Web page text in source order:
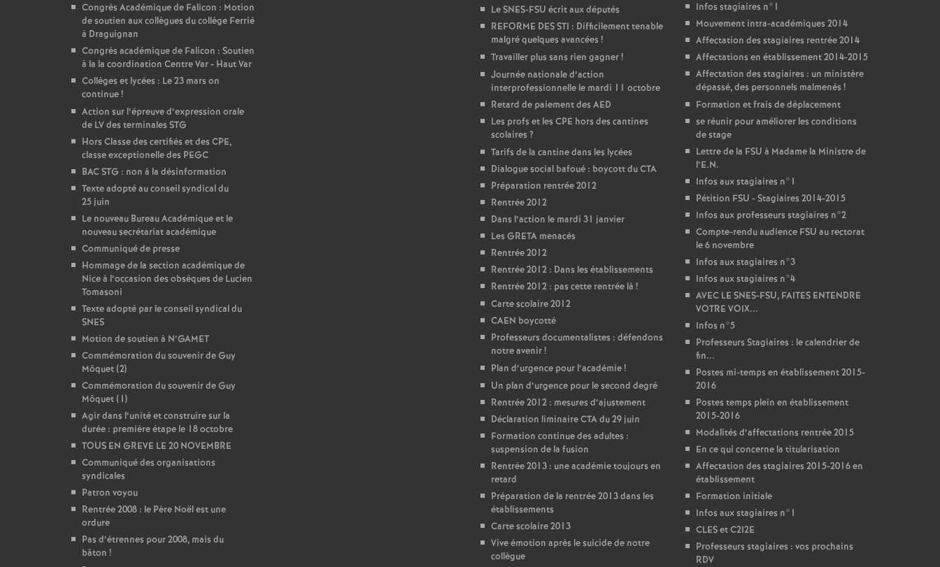
Congrès Académique de Falicon : Motion
de soutien aux collègues du collège Ferrié
à Draguignan
Congrès académique de Falicon : Soutien
à la la coordination Centre Var - Haut Var
Collèges et lycées : Le 23 mars on
continue!
Action sur l’épreuve d’expression orale
de LV des terminales STG
Hors Classe des certifiés et des CPE,
classe exceptionelle des PEGC
BAC STG : non à la désinformation
Texte adopté au conseil syndical du
25 juin
Le nouveau Bureau Académique et le
nouveau secrétariat académique
Communiqué de presse
Hommage de la section académique de
Nice à l’occasion des obsèques de Lucien
Tomasoni
Texte adopté par le conseil syndical du
SNES
Motion de soutien à N’GAMET
Commémoration du souvenir de Guy
Môquet (2)
Commémoration du souvenir de Guy
Môquet (1)
Agir dans l’unité et construire sur la
durée : première étape le 18 octobre
TOUS EN GREVE LE 20 NOVEMBRE
Communiqué des organisations
syndicales
Patron voyou
Rentrée 2008 : le Père Noël est une
ordure
Pas d’étrennes pour 2008, mais du
bâton !
Le SNES-FSU écrit aux députés
REFORME DES STI : Difficilement tenable
malgré quelques avancées !
Travailler plus sans rien gagner!
Journée nationale d’action
interprofessionnelle le mardi 11 octobre
Retard de paiement des AED
Les profs et les CPE hors des cantines
scolaires ?
Tarifs de la cantine dans les lycées
Dialogue social bafoué : boycott du CTA
Préparation rentrée 2012
Rentrée 2012
Dans l’action le mardi 31 janvier
Les GRETA menacés
Rentrée 2012
Rentrée 2012 : Dans les établissements
Rentrée 2012 : pas cette rentrée là !
Carte scolaire 2012
CAEN boycotté
Professeurs documentalistes : défendons
notre avenir!
Plan d’urgence pour l’académie!
Un plan d’urgence pour le second degré
Rentrée 2012 : mesures d’ajustement
Déclaration liminaire CTA du 29 juin
Formation continue des adultes :
suspension de la fusion
Rentrée 2013 : une académie toujours en
retard
Préparation de la rentrée 2013 dans les
établissements
Carte scolaire 2013
Vive émotion après le suicide de notre
collègue
Infos stagiaires n°1
Mouvement intra-académiques 2014
Affectation des stagiaires rentrée 2014
Affectations en établissement 2014-2015
Affectation des stagiaires : un ministère
dépassé, des personnels malmenés !
Formation et frais de déplacement
se réunir pour améliorer les conditions
de stage
Lettre de la FSU à Madame la Ministre de
l’E.N.
Infos aux stagiaires n°1
Pétition FSU - Stagiaires 2014-2015
Infos aux professeurs stagiaires n°2
Compte-rendu audience FSU au rectorat
le 6 novembre
Infos aux stagiaires n°3
Infos aux stagiaires n°4
AVEC LE SNES-FSU, FAITES ENTENDRE
VOTRE VOIX...
Infos n°5
Professeurs Stagiaires : le calendrier de
fin...
Postes mi-temps en établissement 2015-
2016
Postes temps plein en établissement
2015-2016
Modalités d’affectations rentrée 2015
En ce qui concerne la titularisation
Affectation des stagiaires 2015-2016 en
établissement
Formation initiale
Infos aux stagiaires n°1
CLES et C2I2E
Professeurs stagiaires : vos prochains
RDV